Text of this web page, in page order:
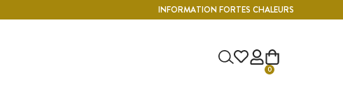
INFORMATION FORTES CHALEURS
0